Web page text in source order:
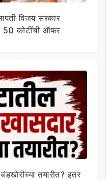
विजय सरकार
50 कोटींची ऑफर
तयारीत? इतर